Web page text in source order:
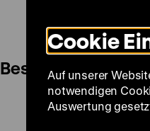
Besuch
Cookie
Auf unserer
notwendigen
Auswertung